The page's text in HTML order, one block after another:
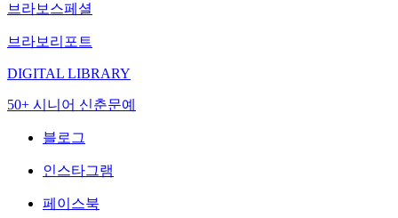
브라보스페셜
브라보리포트
DIGITAL LIBRARY
50+ 시니어 신춘문예
블로그
인스타그램
페이스북